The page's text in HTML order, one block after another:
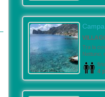
Tra la
Nettuno,
4